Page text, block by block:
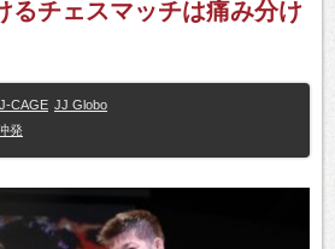
るチェスマッチは痛み分け
J-CAGE JJ Globo
発